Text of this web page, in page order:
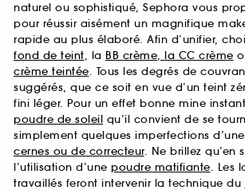
naturel ou sophistiqué, Sephora vous
pour réussir aisément un magnifique
rapide au plus élaboré. Afin d’unifier,
fond de teint, la BB crème, la CC crème
crème teintée. Tous les degrés de
suggérés, que ce soit en vue d’un teint
fini léger. Pour un effet bonne mine
poudre de soleil qu’il convient de se
simplement quelques imperfections
cernes ou de correcteur. Ne brillez qu’en
l’utilisation d’une poudre matifiante. Les
travaillés feront intervenir la technique du